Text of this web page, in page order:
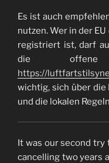
Es ist auch
nutzen. Wer in der
registriert ist, darf
die offene
https://
wichtig, sich über die
und die lokalen
It was our second
cancelling two years